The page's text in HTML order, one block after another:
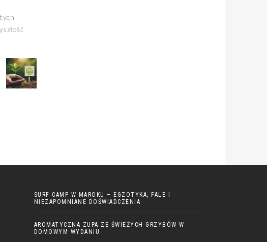
SURF CAMP W MAROKU – EGZOTYKA, FALE I
NIEZAPOMNIANE DOŚWIADCZENIA
AROMATYCZNA ZUPA ZE ŚWIEŻYCH GRZYBÓW W
DOMOWYM WYDANIU